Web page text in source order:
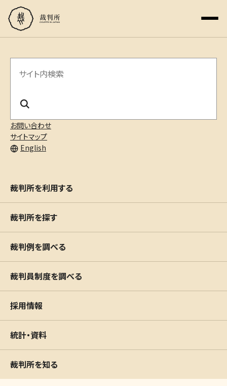
お問い合わせ
サイトマップ
English
サ
内
検
裁判所を利用する
裁判所を探す
裁判例を調べる
裁判員制度を調べる
採用情報
統計・資料
裁判所を知る